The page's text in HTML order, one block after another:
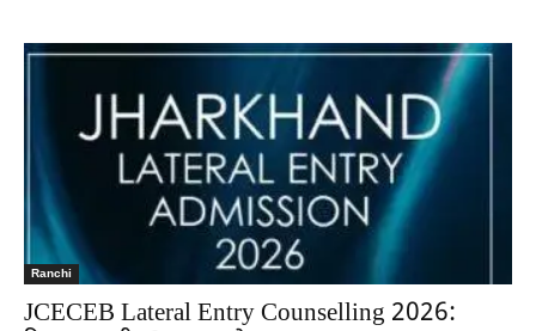
Ranchi
JCECEB Lateral Entry Counselling 2026: